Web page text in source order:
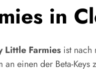
in
Little Farmies ist nach
einen der Beta-